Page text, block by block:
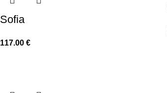
Sofia
117.00 €